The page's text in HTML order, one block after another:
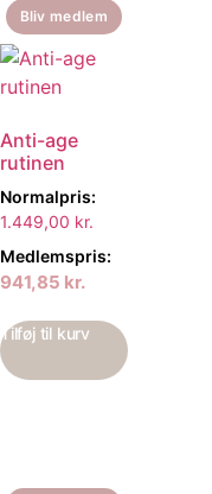
Bliv medlem
Anti-age
rutinen
Normalpris:
1.449,00 kr.
Medlemspris:
941,85 kr.
Tilføj til kurv